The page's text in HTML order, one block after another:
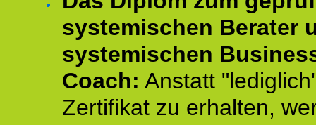
systemischen Berater
systemischen
Coach: Anstatt
Zertifikat zu erhalten,